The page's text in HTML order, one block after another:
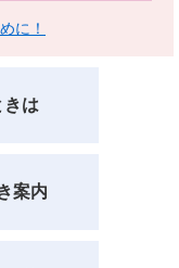
に！
きは
案内